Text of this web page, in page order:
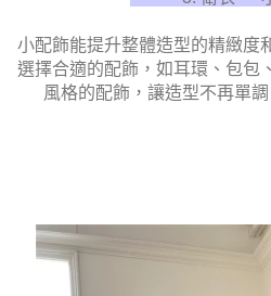
小配飾能提升整體造型的精緻度
選擇合適的配飾，如耳環、包包
風格的配飾，讓造型不再單